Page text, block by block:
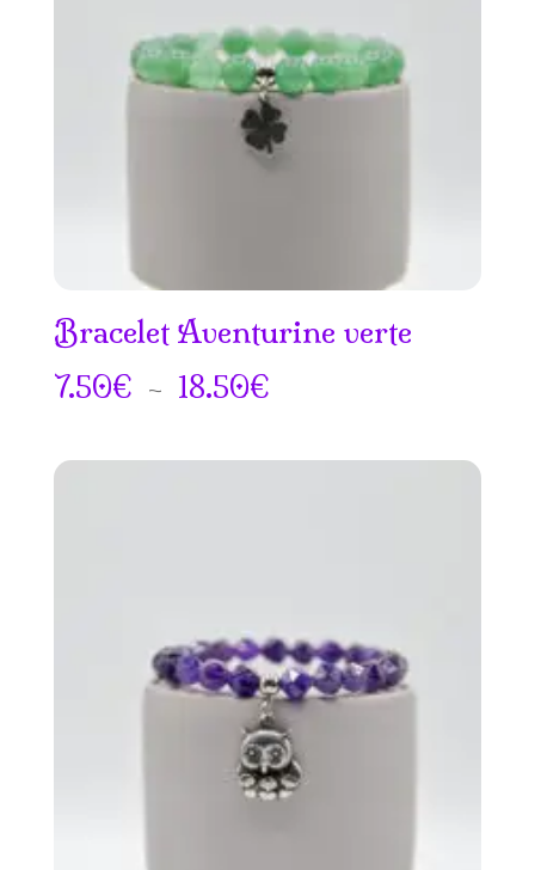
Bracelet Aventurine verte
7.50€ – 18.50€Plage